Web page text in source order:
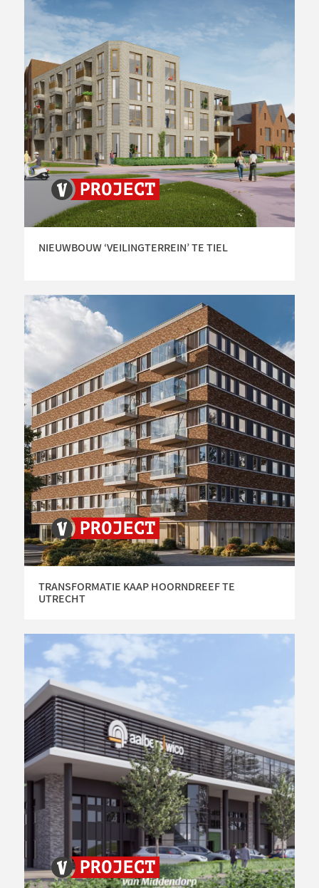
NIEUWBOUW ‘VEILINGTERREIN’ TE TIEL
TRANSFORMATIE KAAP HOORNDREEF TE
UTRECHT